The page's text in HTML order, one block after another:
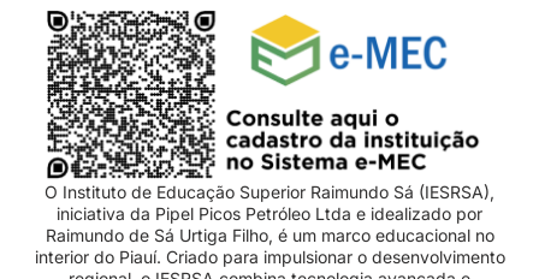
O Instituto de Educação Superior Raimundo Sá (IESRSA),
iniciativa da Pipel Picos Petróleo Ltda e idealizado por
Raimundo de Sá Urtiga Filho, é um marco educacional no
interior do Piauí. Criado para impulsionar o desenvolvimento